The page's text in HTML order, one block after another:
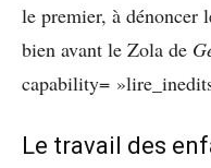
le premier, à dénoncer
bien avant le Zola de
capability=
Le travail des